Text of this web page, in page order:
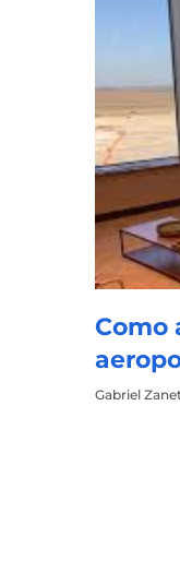
Como
Gabriel